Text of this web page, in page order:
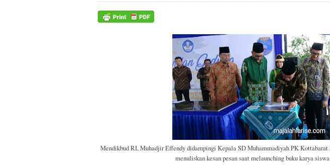
Mendikbud RI, Muhadjir Effendy didampingi Kepala SD Muhammadiyah PK Kottabarat
menuliskan kesan pesan saat melaunching buku karya